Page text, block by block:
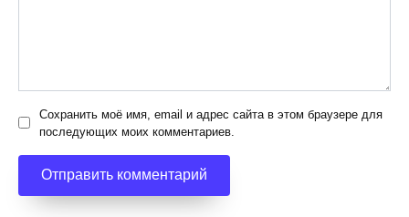
Сохранить моё имя, email и адрес сайта в этом браузере для
последующих моих комментариев.